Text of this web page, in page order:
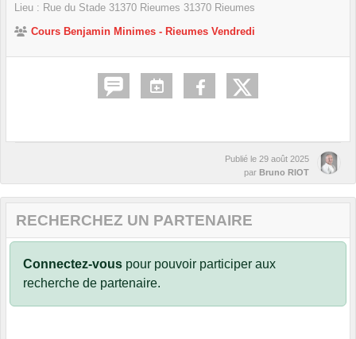
Lieu : Rue du Stade 31370 Rieumes 31370 Rieumes
Cours Benjamin Minimes - Rieumes Vendredi
Publié le 29 août 2025
par Bruno RIOT
RECHERCHEZ UN PARTENAIRE
Connectez-vous pour pouvoir participer aux
recherche de partenaire.